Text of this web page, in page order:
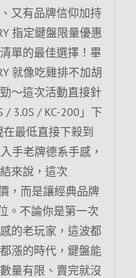
又有品牌信仰加持
指定鍵盤限量優惠
單的最佳選擇！畢
就像吃雞排不加胡
～這次活動直接針
/ 3.0S / KC-200」下
最低直接下殺到
手老牌德系手感，
來說，這次
，而是讓經典品牌
。不論你是第一次
的老玩家，這波都
漲的時代，鍵盤能
量有限、賣完就沒